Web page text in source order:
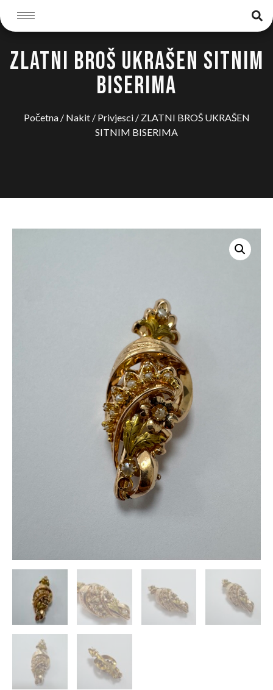
ZLATNI BROŠ UKRAŠEN SITNIM
BISERIMA
Početna/ Nakit/ Privjesci/ ZLATNI BROŠ UKRAŠEN
SITNIM BISERIMA